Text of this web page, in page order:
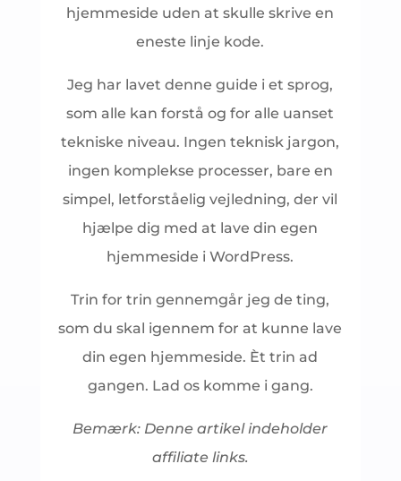
hjemmeside uden at skulle skrive en
eneste linje kode.
Jeg har lavet denne guide i et sprog,
som alle kan forstå og for alle uanset
tekniske niveau. Ingen teknisk jargon,
ingen komplekse processer, bare en
simpel, letforståelig vejledning, der vil
hjælpe dig med at lave din egen
hjemmeside i WordPress.
Trin for trin gennemgår jeg de ting,
som du skal igennem for at kunne lave
din egen hjemmeside. Èt trin ad
gangen. Lad os komme i gang.
Bemærk: Denne artikel indeholder
affiliate links.